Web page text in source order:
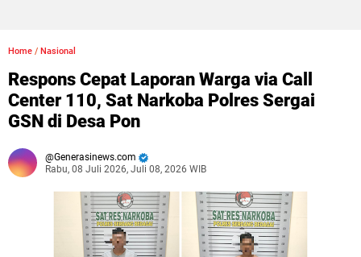
Home / Nasional
Respons Cepat Laporan Warga via Call
Center 110, Sat Narkoba Polres Sergai
GSN di Desa Pon
Generasinews.com
Rabu, 08 Juli 2026, Juli 08, 2026 WIB